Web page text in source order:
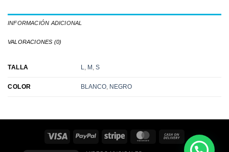
INFORMACIÓN ADICIONAL
VALORACIONES (0)
TALLA L, M , S
COLOR BLANCO, NEGRO
Visa PayPal Stripe MasterCard Cash
On